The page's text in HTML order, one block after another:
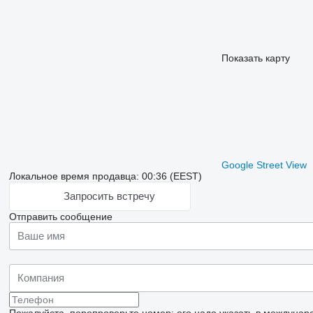
Показать карту
Google Street View
Локальное время продавца: 00:36 (EEST)
Запросить встречу
Отправить сообщение